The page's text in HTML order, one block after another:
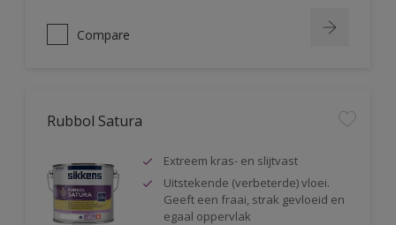
Compare
Rubbol Satura
Extreem kras- en slijtvast
Uitstekende (verbeterde) vloei.
Geeft een fraai, strak gevloeid en
egaal oppervlak